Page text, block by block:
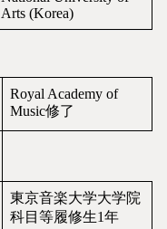
Arts (Korea)
Royal Academy of
Music修了
東京音楽大学大学院
科目等履修生1年